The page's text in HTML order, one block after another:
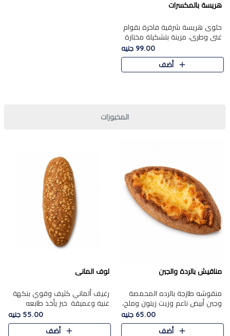
هريسة بالمكسرات
حلوى هريسة شرقية فاخرة بقوام
غني وطري، مزينة بتشكيلة مختارة
من المكسرات الفاخرة التي تضيف
قرمشة مميزة ونكهة غنية في كل
قطعة. تجمع بين المذاق..
99.00 جنيه
أضف
المخبوزات
مناقيش بالردة والجبن
منقوشه طازجة بالرده المحمصة
وجبن أبيض ناعم وزيت زيتون وملح،
مباشرة من الفرن.الرده مع نعومة
الجبن فوق عجينة طازجة.
65.00 جنيه
أضف
لوف المانى
رغيف ألماني كثيف وقوي بنكهة
غنية وعميقة. خبز يأخذ طابعه
55.00 جنيه
أضف